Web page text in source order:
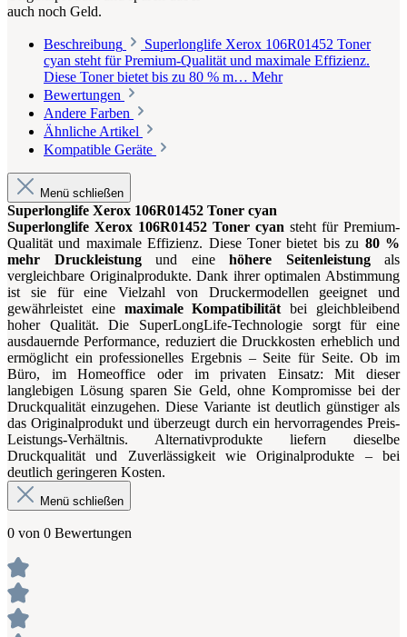
auch noch Geld.
Beschreibung
Superlonglife Xerox 106R01452 Toner
cyan steht für Premium-Qualität und maximale Effizienz.
Diese Toner bietet bis zu 80 % m… Mehr
Bewertungen
Andere Farben
Ähnliche Artikel
Kompatible Geräte
Menü schließen
Superlonglife Xerox 106R01452 Toner cyan
Superlonglife Xerox 106R01452 Toner cyan steht für Premium-
Qualität und maximale Effizienz. Diese Toner bietet bis zu 80 %
mehr Druckleistungund eine höhere Seitenleistungals
vergleichbare Originalprodukte. Dank ihrer optimalen Abstimmung
ist sie für eine Vielzahl von Druckermodellen geeignet und
gewährleistet eine maximale Kompatibilitätbei gleichbleibend
hoher Qualität. Die SuperLongLife-Technologie sorgt für eine
ausdauernde Performance, reduziert die Druckkosten erheblich und
ermöglicht ein professionelles Ergebnis – Seite für Seite. Ob im
Büro, im Homeoffice oder im privaten Einsatz: Mit dieser
langlebigen Lösung sparen Sie Geld, ohne Kompromisse bei der
Druckqualität einzugehen. Diese Variante ist deutlich günstiger als
das Originalprodukt und überzeugt durch ein hervorragendes Preis-
Leistungs-Verhältnis. Alternativprodukte liefern dieselbe
Druckqualität und Zuverlässigkeit wie Originalprodukte – bei
deutlich geringeren Kosten.
Menü schließen
0 von 0 Bewertungen